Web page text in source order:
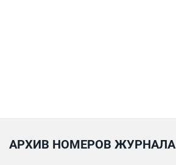
АРХИВ НОМЕРОВ ЖУРНАЛА